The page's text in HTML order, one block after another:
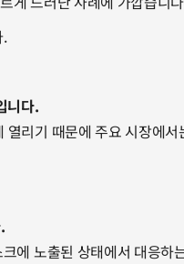
.
니다.
리기 때문에 주요 시장에
에 노출된 상태에서 대응하